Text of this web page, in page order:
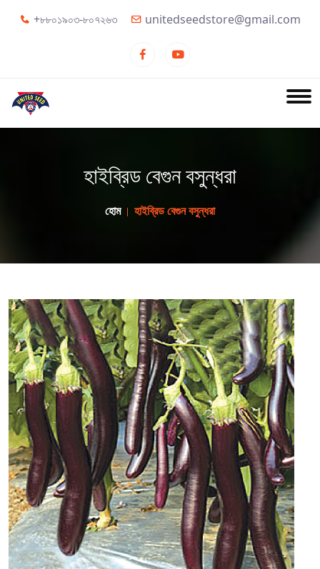
+৮৮০১৯০৩-৮০৭২৬৩ unitedseedstore@gmail.com
হাইব্রিড বেগুন বসুন্ধরা
হোম হাইব্রিড বেগুন বসুন্ধরা